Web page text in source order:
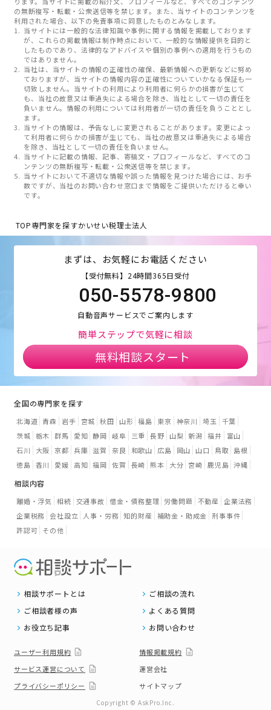
の無断複写・転載・公衆送信等を禁じます。また、当サイトのコンテンツを
利用された場合、以下の免責事項に同意したものとみなします。
当サイトには一般的な法律知識や事例に関する情報を掲載しております
が、これらの掲載情報は制作時点において、一般的な情報提供を目的と
したものであり、法律的なアドバイスや個別の事例への適用を行うもの
ではありません。
当社は、当サイトの情報の正確性の確保、最新情報への更新などに努め
ておりますが、当サイトの情報内容の正確性についていかなる保証も一
切致しません。当サイトの利用により利用者に何らかの損害が生じて
も、当社の故意又は重過失による場合を除き、当社として一切の責任を
負いません。情報の利用については利用者が一切の責任を負うこととし
ます。
当サイトの情報は、予告なしに変更されることがあります。変更によっ
て利用者に何らかの損害が生じても、当社の故意又は重過失による場合
を除き、当社として一切の責任を負いません。
当サイトに記載の情報、記事、寄稿文・プロフィールなど、すべてのコ
ンテンツの無断複写・転載・公衆送信等を禁じます。
当サイトにおいて不適切な情報や誤った情報を見つけた場合には、お手
数ですが、当社のお問い合わせ窓口まで情報をご提供いただけると幸い
です。
TOP専門家を探すかいせい税理士法人
まずは、お気軽にお電話ください
【受付無料】24時間365日受付
050-5578-9800
自動音声サービスでご案内します
簡単ステップで気軽に相談
無料相談スタート
全国の専門家を探す
北海道 青森 岩手 宮城 秋田 山形 福島 東京 神奈川 埼玉
千葉
茨城 栃木 群馬 愛知 静岡 岐阜 三重 長野 山梨 新潟 福井
富山
石川
大阪 京都 兵庫 滋賀 奈良 和歌山 広島 岡山 山口 鳥取
島根
徳島 香川 愛媛 高知 福岡 佐賀 長崎 熊本 大分 宮崎 鹿児島 沖縄
相談内容
離婚・浮気 相続 交通事故 借金・債務整理 労働問題 不動産 企業法務
企業税務 会社設立 人事・労務 知的財産 補助金・助成金 刑事事件
許認可 その他
相談サポートとは
ご相談の流れ
ご相談者様の声
よくある質問
お役立ち記事
お問い合わせ
ユーザー利用規約
情報掲載規約
サービス運営について
運営会社
プライバシーポリシー
サイトマップ
Copyright © AskPro.Inc.